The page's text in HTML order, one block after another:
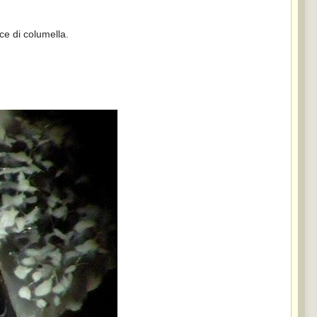
di columella.